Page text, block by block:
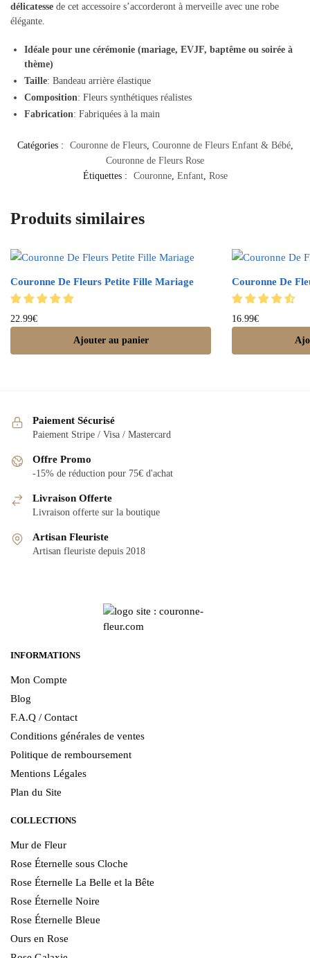
délicatesse de cet accessoire s’accorderont à merveille avec une robe
élégante.
Idéale pour une cérémonie (mariage, EVJF, baptême ou soirée à
thème)
Taille: Bandeau arrière élastique
Composition: Fleurs synthétiques réalistes
Fabrication: Fabriquées à la main
Catégories : Couronne de Fleurs, Couronne de Fleurs Enfant & Bébé,
Couronne de Fleurs Rose
Étiquettes :
Couronne, Enfant, Rose
Produits similaires
Couronne De Fleurs Petite Fille Mariage
22.99€
Ajouter au panier
Couronne De
16.99€
Paiement Sécurisé
Paiement Stripe / Visa / Mastercard
Offre Promo
-15% de réduction pour 75€ d'achat
Livraison Offerte
Livraison offerte sur la boutique
Artisan Fleuriste
Artisan fleuriste depuis 2018
INFORMATIONS
Mon Compte
Blog
F.A.Q / Contact
Conditions générales de ventes
Politique de remboursement
Mentions Légales
Plan du Site
COLLECTIONS
Mur de Fleur
Rose Éternelle sous Cloche
Rose Éternelle La Belle et la Bête
Rose Éternelle Noire
Rose Éternelle Bleue
Ours en Rose